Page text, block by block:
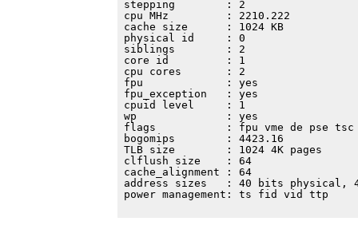
stepping        : 2
cpu MHz         : 2210.222
cache size      : 1024 KB
physical id     : 0
siblings        : 2
core id         : 1
cpu cores       : 2
fpu             : yes
fpu_exception   : yes
cpuid level     : 1
wp              : yes
flags           : fpu vme de pse tsc
bogomips        : 4423.16
TLB size        : 1024 4K pages
clflush size    : 64
cache_alignment : 64
address sizes   : 40 bits physical,
power management: ts fid vid ttp